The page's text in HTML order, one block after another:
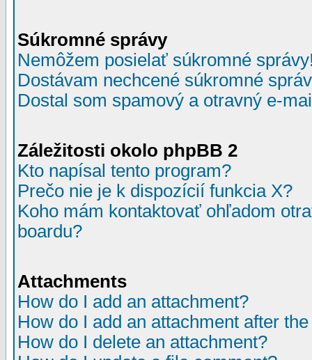
Súkromné správy
Nemôžem posielať súkromné
Dostávam nechcené súkromné
Dostal som spamový a otravný e-
Záležitosti okolo phpBB 2
Kto napísal tento program?
Prečo nie je k dispozícií funkcia X?
Koho mám kontaktovať ohľadom
boardu?
Attachments
How do I add an attachment?
How do I add an attachment after
How do I delete an attachment?